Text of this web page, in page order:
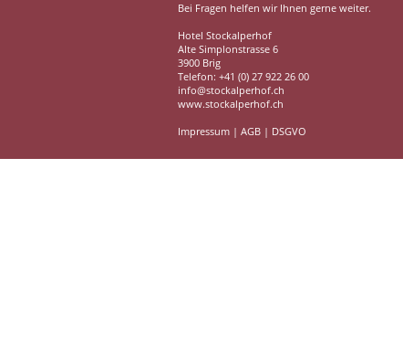
Bei Fragen helfen wir Ihnen gerne weiter.
Hotel Stockalperhof
Alte Simplonstrasse 6
3900 Brig
Telefon: +41 (0) 27 922 26 00
info@stockalperhof.ch
www.stockalperhof.ch
Impressum | AGB | DSGVO